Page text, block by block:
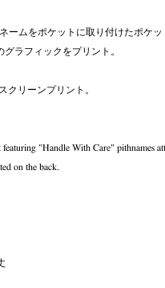
ームをポケットに取り付けたポケッ
ラフィックをプリント。
クリーンプリント。
"Handle With Care" pithnames
on the back.